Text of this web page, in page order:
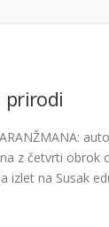
prirodi
z četvrti obrok
izlet na Susak